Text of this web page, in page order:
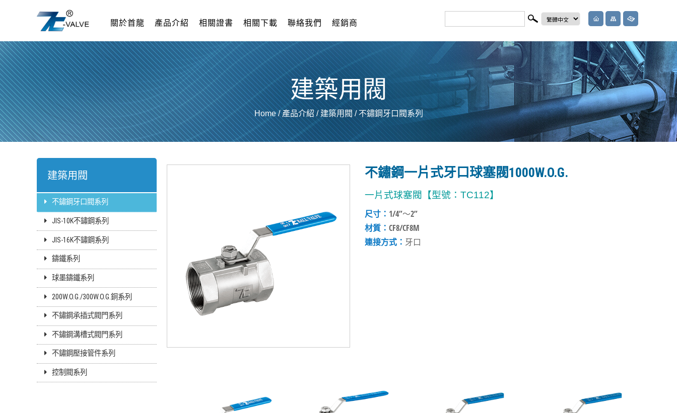
關於首龍 產品介紹 相關證書 相關下載 聯絡我們 經銷商
建築用閥
Home/產品介紹/建築用閥/不鏽鋼牙口閥系列
建築用閥
不鏽鋼牙口閥系列
JIS-10K不鏽鋼系列
JIS-16K不鏽鋼系列
鑄鐵系列
球墨鑄鐵系列
200W.O.G./300W.O.G.銅系列
不鏽鋼承插式閥門系列
不鏽鋼溝槽式閥門系列
不鏽鋼壓接管件系列
控制閥系列
不鏽鋼一片式牙口球塞閥1000W.O.G.
一片式球塞閥【型號：TC112】
尺寸： 1/4”～2”
材質：CF8/CF8M
連接方式： 牙口